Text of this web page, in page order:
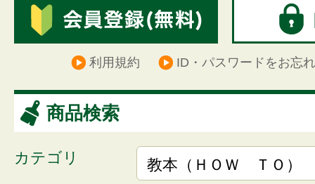
利用規約 ID・パスワードをお忘
商品検索
カテゴリ